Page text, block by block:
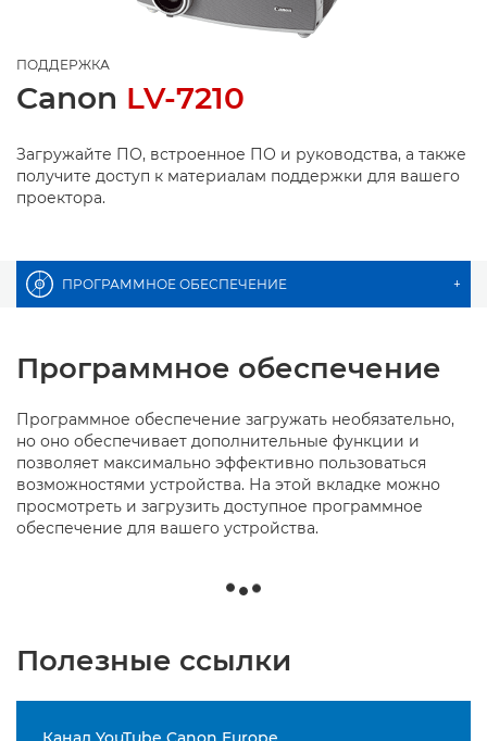
ПОДДЕРЖКА
Canon LV-7210
Загружайте ПО, встроенное ПО и руководства, а также
получите доступ к материалам поддержки для вашего
проектора.
ПРОГРАММНОЕ ОБЕСПЕЧЕНИЕ +
Программное обеспечение
Программное обеспечение загружать необязательно,
но оно обеспечивает дополнительные функции и
позволяет максимально эффективно пользоваться
возможностями устройства. На этой вкладке можно
просмотреть и загрузить доступное программное
обеспечение для вашего устройства.
Полезные ссылки